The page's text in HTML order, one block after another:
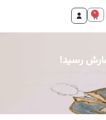
0
رسید!
آبی، صورتی، نارنجی و کرم با بافت
و طراوت. جلوه‌ای سه بعدی و هنری.